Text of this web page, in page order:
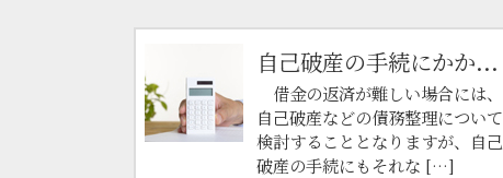
自己破産の手続にかか...
借金の返済が難しい場合には、
自己破産などの債務整理について
検討することとなりますが、自己
破産の手続にもそれな […]